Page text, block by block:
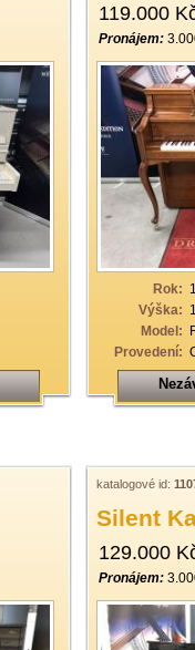
119.000
Pronájem:
Rok:
Výška:
Model:
Provedení:
katalogové id:
Silent
129.000
Pronájem: